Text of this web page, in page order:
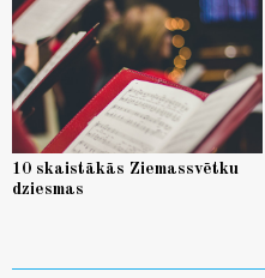
10 skaistākās Ziemassvētku
dziesmas